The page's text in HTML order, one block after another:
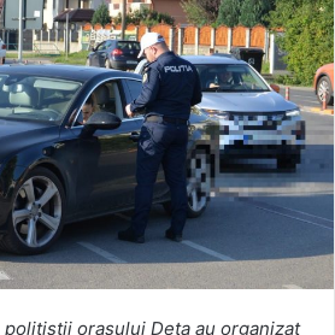
polițiștii orașului Deta au organizat